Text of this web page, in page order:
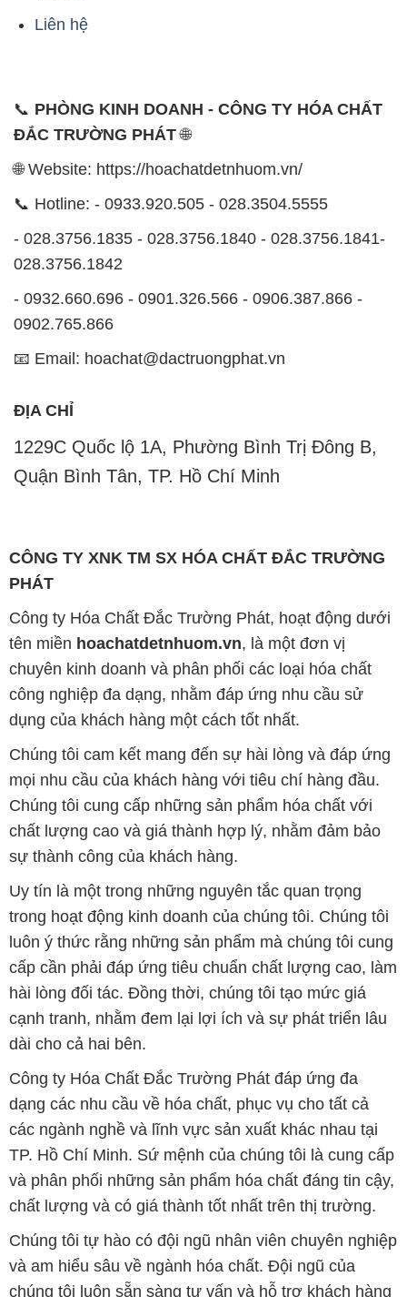
Liên hệ
📞 PHÒNG KINH DOANH - CÔNG TY HÓA CHẤT
ĐẮC TRƯỜNG PHÁT🌐
🌐 Website: https://hoachatdetnhuom.vn/
📞 Hotline: - 0933.920.505 - 028.3504.5555
- 028.3756.1835 - 028.3756.1840 - 028.3756.1841-
028.3756.1842
- 0932.660.696 - 0901.326.566 - 0906.387.866 -
0902.765.866
📧 Email: hoachat@dactruongphat.vn
ĐỊA CHỈ
1229C Quốc lộ 1A, Phường Bình Trị Đông B,
Quận Bình Tân, TP. Hồ Chí Minh
CÔNG TY XNK TM SX HÓA CHẤT ĐẮC TRƯỜNG
PHÁT
Công ty Hóa Chất Đắc Trường Phát, hoạt động dưới
tên miền hoachatdetnhuom.vn, là một đơn vị
chuyên kinh doanh và phân phối các loại hóa chất
công nghiệp đa dạng, nhằm đáp ứng nhu cầu sử
dụng của khách hàng một cách tốt nhất.
Chúng tôi cam kết mang đến sự hài lòng và đáp ứng
mọi nhu cầu của khách hàng với tiêu chí hàng đầu.
Chúng tôi cung cấp những sản phẩm hóa chất với
chất lượng cao và giá thành hợp lý, nhằm đảm bảo
sự thành công của khách hàng.
Uy tín là một trong những nguyên tắc quan trọng
trong hoạt động kinh doanh của chúng tôi. Chúng tôi
luôn ý thức rằng những sản phẩm mà chúng tôi cung
cấp cần phải đáp ứng tiêu chuẩn chất lượng cao, làm
hài lòng đối tác. Đồng thời, chúng tôi tạo mức giá
cạnh tranh, nhằm đem lại lợi ích và sự phát triển lâu
dài cho cả hai bên.
Công ty Hóa Chất Đắc Trường Phát đáp ứng đa
dạng các nhu cầu về hóa chất, phục vụ cho tất cả
các ngành nghề và lĩnh vực sản xuất khác nhau tại
TP. Hồ Chí Minh. Sứ mệnh của chúng tôi là cung cấp
và phân phối những sản phẩm hóa chất đáng tin cậy,
chất lượng và có giá thành tốt nhất trên thị trường.
Chúng tôi tự hào có đội ngũ nhân viên chuyên nghiệp
và am hiểu sâu về ngành hóa chất. Đội ngũ của
chúng tôi luôn sẵn sàng tư vấn và hỗ trợ khách hàng